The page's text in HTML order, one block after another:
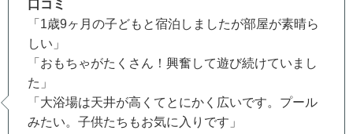
口コミ
「1歳9ヶ月の子どもと宿泊しましたが部屋が素晴ら
しい」
「おもちゃがたくさん！興奮して遊び続けていまし
た」
「大浴場は天井が高くてとにかく広いです。プール
みたい。子供たちもお気に入りです」